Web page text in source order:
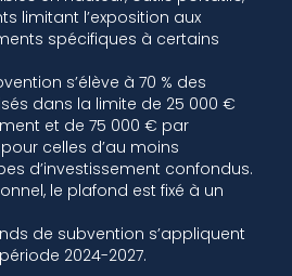
limitant l’exposition aux
spécifiques à certains
s’élève à 70 % des
dans la limite de 25 000 €
et de 75 000 € par
celles d’au moins
d’investissement confondus.
le plafond est fixé à un
de subvention s’appliquent
2024-2027.